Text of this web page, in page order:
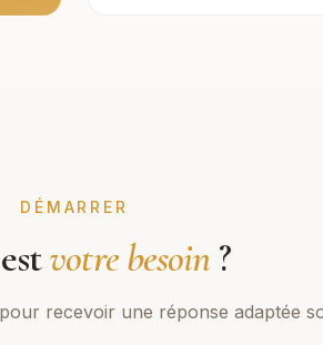
DÉMARRER
votre besoin?
recevoir une réponse adaptée